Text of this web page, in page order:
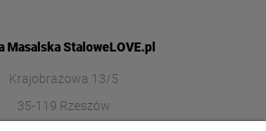
Masalska StaloweLOVE.pl
Krajobrazowa 13/5
35-119 Rzeszów